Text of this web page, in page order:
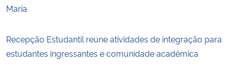
Maria
Recepção Estudantil reúne atividades de integração para
estudantes ingressantes e comunidade acadêmica